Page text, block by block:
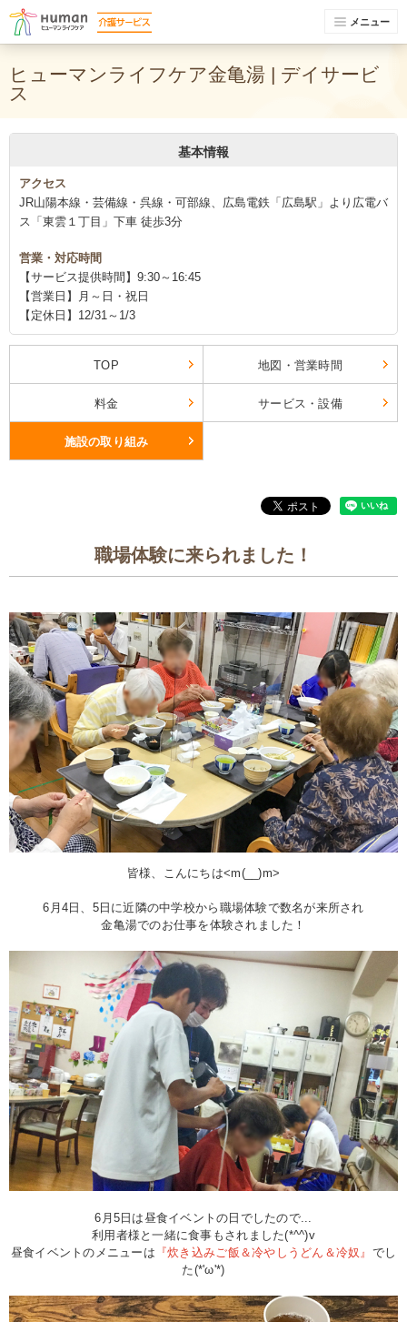
メニュー
ヒューマンライフケア金亀湯 | デイサービ
ス
基本情報
アクセス
JR山陽本線・芸備線・呉線・可部線、広島電鉄「広島駅」より広電バ
ス「東雲１丁目」下車 徒歩3分
営業・対応時間
【サービス提供時間】9:30～16:45
【営業日】月～日・祝日
【定休日】12/31～1/3
TOP 地図・営業時間
料金 サービス・設備
施設の取り組み
職場体験に来られました！
皆様、こんにちは<m(__)m>
6月4日、5日に近隣の中学校から職場体験で数名が来所され
金亀湯でのお仕事を体験されました！
6月5日は昼食イベントの日でしたので...
利用者様と一緒に食事もされました(*^^)v
昼食イベントのメニューは 『炊き込みご飯＆冷やしうどん＆冷奴』 でし
た(*'ω'*)